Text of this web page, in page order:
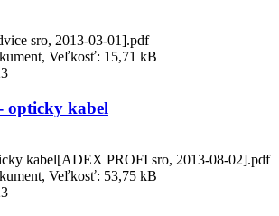
sro, 2013-03-01].pdf
Veľkosť: 15,71 kB
opticky kabel
kabel[ADEX PROFI sro, 2013-08-02].pdf
Veľkosť: 53,75 kB